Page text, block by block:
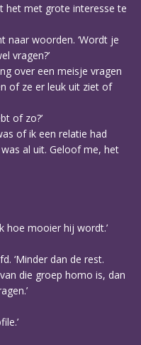
het met grote interesse te
naar woorden. ‘Wordt je
vragen?’
over een meisje vragen
of ze er leuk uit ziet of
of zo?’
of ik een relatie had
al uit. Geloof me, het
hoe mooier hij wordt.’
‘Minder dan de rest.
die groep homo is, dan